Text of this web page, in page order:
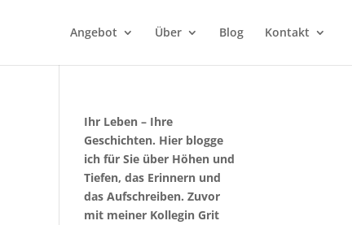
Angebot Über Blog Kontakt
Ihr Leben – Ihre
Geschichten. Hier blogge
ich für Sie über Höhen und
Tiefen, das Erinnern und
das Aufschreiben. Zuvor
mit meiner Kollegin Grit